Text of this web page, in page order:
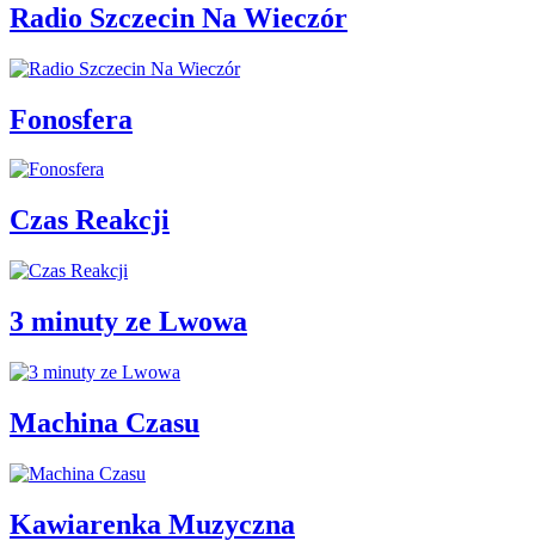
Radio Szczecin Na Wieczór
Fonosfera
Czas Reakcji
3 minuty ze Lwowa
Machina Czasu
Kawiarenka Muzyczna